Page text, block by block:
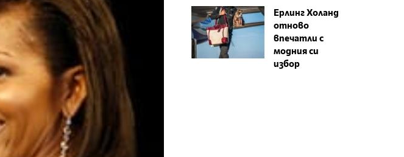
Ерлинг Холанд
отново
впечатли с
модния си
избор